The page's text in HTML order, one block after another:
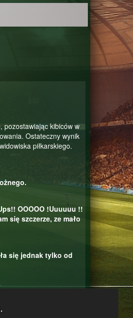
pozostawiając kibiców w
Ostateczny wynik
piłkarskiego.
OOOOO !Uuuuuu !!
się szczerze, ze mało
się jednak tylko od
przeciwną, a
jeśli MKS Wiadro
ma okazję do